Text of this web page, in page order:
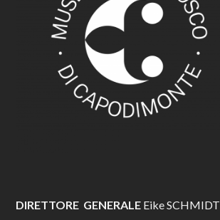
DIRETTORE GENERALE Eike SCHMIDT